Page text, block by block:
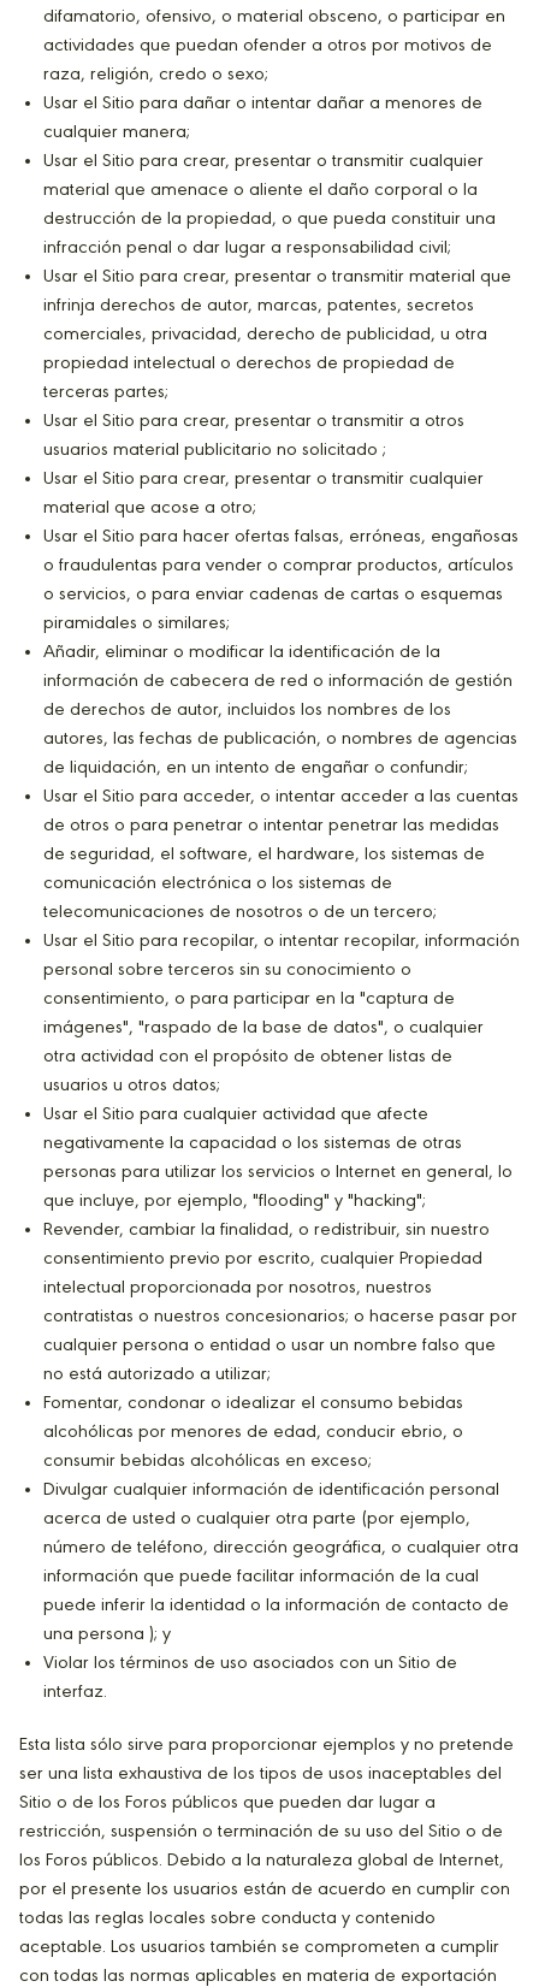
difamatorio, ofensivo, o material obsceno, o participar en
actividades que puedan ofender a otros por motivos de
raza, religión, credo o sexo;
Usar el Sitio para dañar o intentar dañar a menores de
cualquier manera;
Usar el Sitio para crear, presentar o transmitir cualquier
material que amenace o aliente el daño corporal o la
destrucción de la propiedad, o que pueda constituir una
infracción penal o dar lugar a responsabilidad civil;
Usar el Sitio para crear, presentar o transmitir material que
infrinja derechos de autor, marcas, patentes, secretos
comerciales, privacidad, derecho de publicidad, u otra
propiedad intelectual o derechos de propiedad de
terceras partes;
Usar el Sitio para crear, presentar o transmitir a otros
usuarios material publicitario no solicitado ;
Usar el Sitio para crear, presentar o transmitir cualquier
material que acose a otro;
Usar el Sitio para hacer ofertas falsas, erróneas, engañosas
o fraudulentas para vender o comprar productos, artículos
o servicios, o para enviar cadenas de cartas o esquemas
piramidales o similares;
Añadir, eliminar o modificar la identificación de la
información de cabecera de red o información de gestión
de derechos de autor, incluidos los nombres de los
autores, las fechas de publicación, o nombres de agencias
de liquidación, en un intento de engañar o confundir;
Usar el Sitio para acceder, o intentar acceder a las cuentas
de otros o para penetrar o intentar penetrar las medidas
de seguridad, el software, el hardware, los sistemas de
comunicación electrónica o los sistemas de
telecomunicaciones de nosotros o de un tercero;
Usar el Sitio para recopilar, o intentar recopilar, información
personal sobre terceros sin su conocimiento o
consentimiento, o para participar en la "captura de
imágenes", "raspado de la base de datos", o cualquier
otra actividad con el propósito de obtener listas de
usuarios u otros datos;
Usar el Sitio para cualquier actividad que afecte
negativamente la capacidad o los sistemas de otras
personas para utilizar los servicios o Internet en general, lo
que incluye, por ejemplo, "flooding" y "hacking";
Revender, cambiar la finalidad, o redistribuir, sin nuestro
consentimiento previo por escrito, cualquier Propiedad
intelectual proporcionada por nosotros, nuestros
contratistas o nuestros concesionarios; o hacerse pasar por
cualquier persona o entidad o usar un nombre falso que
no está autorizado a utilizar;
Fomentar, condonar o idealizar el consumo bebidas
alcohólicas por menores de edad, conducir ebrio, o
consumir bebidas alcohólicas en exceso;
Divulgar cualquier información de identificación personal
acerca de usted o cualquier otra parte (por ejemplo,
número de teléfono, dirección geográfica, o cualquier otra
información que puede facilitar información de la cual
puede inferir la identidad o la información de contacto de
una persona ); y
Violar los términos de uso asociados con un Sitio de
interfaz.
Esta lista sólo sirve para proporcionar ejemplos y no pretende
ser una lista exhaustiva de los tipos de usos inaceptables del
Sitio o de los Foros públicos que pueden dar lugar a
restricción, suspensión o terminación de su uso del Sitio o de
los Foros públicos. Debido a la naturaleza global de Internet,
por el presente los usuarios están de acuerdo en cumplir con
todas las reglas locales sobre conducta y contenido
aceptable. Los usuarios también se comprometen a cumplir
con todas las normas aplicables en materia de exportación